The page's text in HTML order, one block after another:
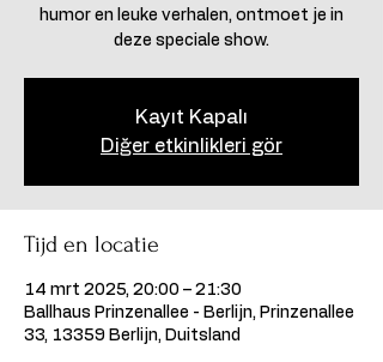
humor en leuke verhalen, ontmoet je in
deze speciale show.
Kayıt Kapalı
Diğer etkinlikleri gör
Tijd en locatie
14 mrt 2025, 20:00 – 21:30
Ballhaus Prinzenallee - Berlijn, Prinzenallee
33, 13359 Berlijn, Duitsland